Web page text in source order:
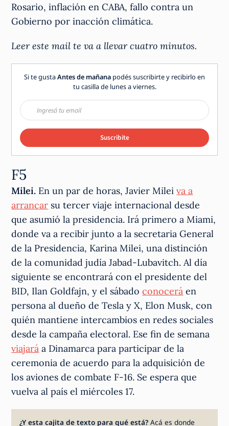
Rosario, inflación en CABA, fallo contra un
Gobierno por inacción climática.
Leer este mail te va a llevar cuatro minutos.
Si te gustaAntes de mañana podés suscribirte y recibirlo en
tu casilla de lunes a viernes.
Suscribite
F5
Milei. En un par de horas, Javier Mileiva a
arrancar su tercer viaje internacional desde
que asumió la presidencia. Irá primero a Miami,
donde va a recibir junto a la secretaria General
de la Presidencia, Karina Milei, una distinción
de la comunidad judía Jabad-Lubavitch. Al día
siguiente se encontrará con el presidente del
BID, Ilan Goldfajn, y el sábadoconocerá en
persona al dueño de Tesla y X, Elon Musk, con
quién mantiene intercambios en redes sociales
desde la campaña electoral. Ese fin de semana
viajará a Dinamarca para participar de la
ceremonia de acuerdo para la adquisición de
los aviones de combate F-16. Se espera que
vuelva al país el miércoles 17.
¿Y esta cajita de texto para qué está?Acá es donde